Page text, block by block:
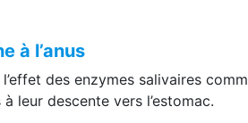
à l’anus
des enzymes salivaires
leur descente vers l’estomac.